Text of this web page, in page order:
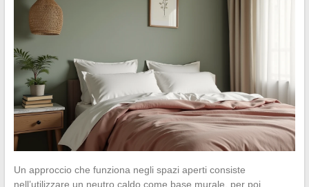
Un approccio che funziona negli spazi aperti consiste
nell’utilizzare un neutro caldo come base murale, per poi